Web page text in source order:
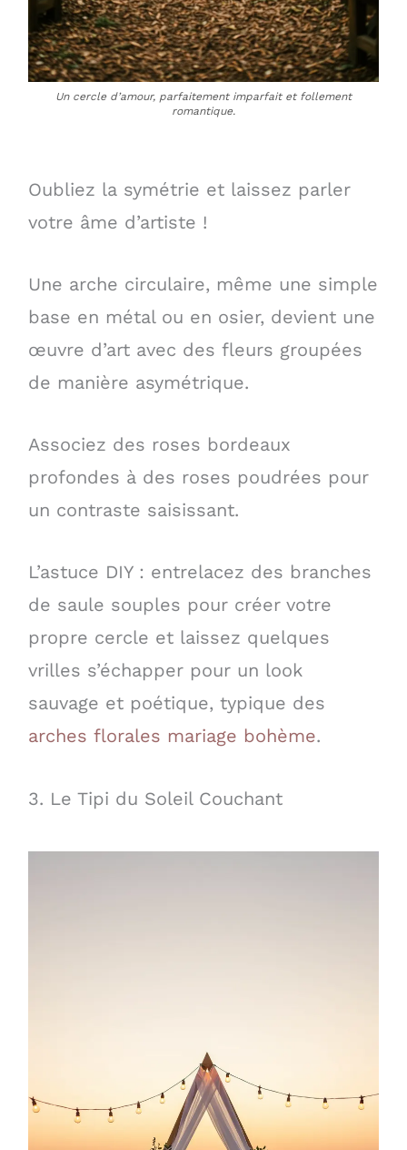
Un cercle d’amour, parfaitement imparfait et follement
romantique.
Oubliez la symétrie et laissez parler
votre âme d’artiste !
Une arche circulaire, même une simple
base en métal ou en osier, devient une
œuvre d’art avec des fleurs groupées
de manière asymétrique.
Associez des roses bordeaux
profondes à des roses poudrées pour
un contraste saisissant.
L’astuce DIY : entrelacez des branches
de saule souples pour créer votre
propre cercle et laissez quelques
vrilles s’échapper pour un look
sauvage et poétique, typique des
arches florales mariage bohème.
3. Le Tipi du Soleil Couchant